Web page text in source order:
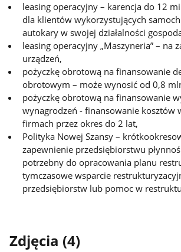
leasing operacyjny – karencja do 12
dla klientów wykorzystujących
autokary w swojej działalności
leasing operacyjny „Maszyneria” – na
urządzeń,
pożyczkę obrotową na finansowanie
obrotowym – może wynosić od 0,8
pożyczkę obrotową na finansowanie
wynagrodzeń - finansowanie kosztów
firmach przez okres do 2 lat,
Polityka Nowej Szansy –
zapewnienie przedsiębiorstwu
potrzebny do opracowania planu
tymczasowe wsparcie
przedsiębiorstw lub pomoc w
Zdjęcia (4)